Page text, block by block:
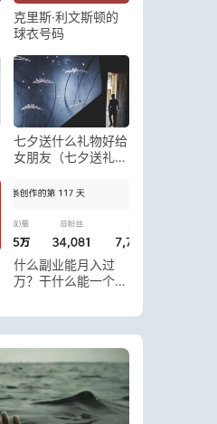
克里斯·利文斯顿的
球衣号码
七夕送什么礼物好给
女朋友（七夕送礼物
什么副业能月入过
万？干什么能一个月